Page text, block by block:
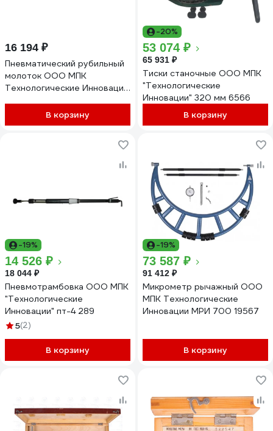
16 194 ₽
Пневматический рубильный
молоток ООО МПК
Технологические Инновации
В корзину
-20%
53 074 ₽
65 931 ₽
Тиски станочные ООО МПК
"Технологические
Инновации" 320 мм 6566
В корзину
-19%
14 526 ₽
18 044 ₽
Пневмотрамбовка ООО МПК
"Технологические
Инновации" пт-4 289
5(2)
В корзину
-19%
73 587 ₽
91 412 ₽
Микрометр рычажный ООО
МПК Технологические
Инновации МРИ 700 19567
В корзину